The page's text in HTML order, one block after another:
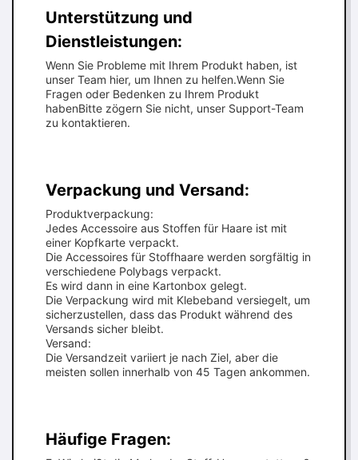
Unterstützung und
Dienstleistungen:
Wenn Sie Probleme mit Ihrem Produkt haben, ist
unser Team hier, um Ihnen zu helfen.Wenn Sie
Fragen oder Bedenken zu Ihrem Produkt
habenBitte zögern Sie nicht, unser Support-Team
zu kontaktieren.
Verpackung und Versand:
Produktverpackung:
Jedes Accessoire aus Stoffen für Haare ist mit
einer Kopfkarte verpackt.
Die Accessoires für Stoffhaare werden sorgfältig in
verschiedene Polybags verpackt.
Es wird dann in eine Kartonbox gelegt.
Die Verpackung wird mit Klebeband versiegelt, um
sicherzustellen, dass das Produkt während des
Versands sicher bleibt.
Versand:
Die Versandzeit variiert je nach Ziel, aber die
meisten sollen innerhalb von 45 Tagen ankommen.
Häufige Fragen: